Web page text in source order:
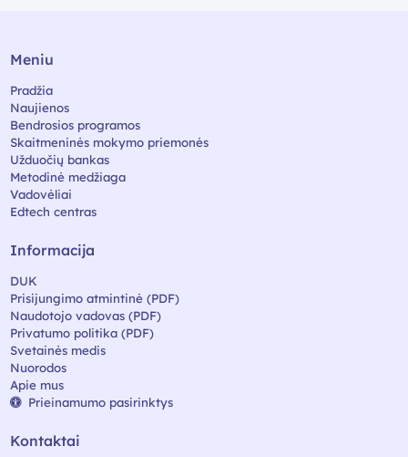
Meniu
Pradžia
Naujienos
Bendrosios programos
Skaitmeninės mokymo priemonės
Užduočių bankas
Metodinė medžiaga
Vadovėliai
Edtech centras
Informacija
DUK
Prisijungimo atmintinė (PDF)
Naudotojo vadovas (PDF)
Privatumo politika (PDF)
Svetainės medis
Nuorodos
Apie mus
Prieinamumo pasirinktys
Kontaktai